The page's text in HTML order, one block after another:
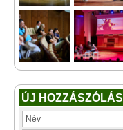
ÚJ HOZZÁSZÓLÁS